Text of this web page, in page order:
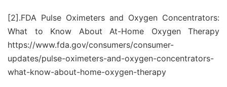
[2].FDA Pulse Oximeters and Oxygen Concentrators:
What to Know About At-Home Oxygen Therapy
https://www.fda.gov/consumers/consumer-
updates/pulse-oximeters-and-oxygen-concentrators-
what-know-about-home-oxygen-therapy